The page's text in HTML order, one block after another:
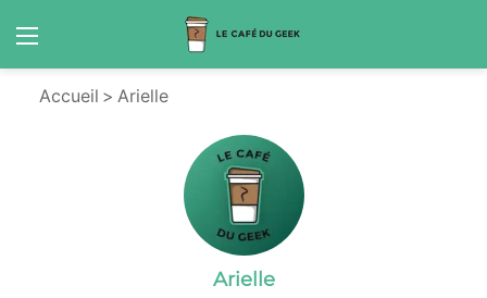
Accueil > Arielle
Arielle